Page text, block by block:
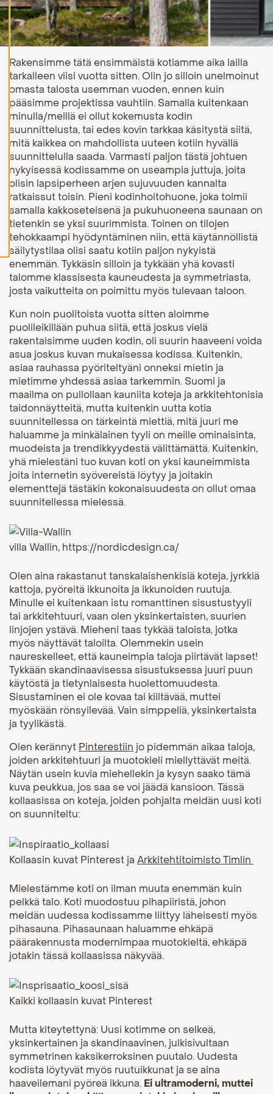
H
y
v
ä
k
s
y
k
a
i
k
k
i
e
v
ä
s
t
e
e
t
Rakensimme tätä ensimmäistä kotiamme aika lailla
tarkalleen viisi vuotta sitten. Olin jo silloin unelmoinut
omasta talosta usemman vuoden, ennen kuin
pääsimme projektissa vauhtiin. Samalla kuitenkaan
minulla/meillä ei ollut kokemusta kodin
suunnittelusta, tai edes kovin tarkkaa käsitystä siitä,
mitä kaikkea on mahdollista uuteen kotiin hyvällä
suunnittelulla saada. Varmasti paljon tästä johtuen
nykyisessä kodissamme on useampia juttuja, joita
olisin lapsiperheen arjen sujuvuuden kannalta
ratkaissut toisin. Pieni kodinhoitohuone, joka toimii
samalla kakkoseteisenä ja pukuhuoneena saunaan on
tietenkin se yksi suurimmista. Toinen on tilojen
tehokkaampi hyödyntäminen niin, että käytännöllistä
säilytystilaa olisi saatu kotiin paljon nykyistä
enemmän. Tykkäsin silloin ja tykkään yhä kovasti
talomme klassisesta kauneudesta ja symmetriasta,
josta vaikutteita on poimittu myös tulevaan taloon.
Kun noin puolitoista vuotta sitten aloimme
puolileikillään puhua siitä, että joskus vielä
rakentaisimme uuden kodin, oli suurin haaveeni voida
asua joskus kuvan mukaisessa kodissa. Kuitenkin,
asiaa rauhassa pyöriteltyäni onneksi mietin ja
mietimme yhdessä asiaa tarkemmin. Suomi ja
maailma on pullollaan kauniita koteja ja arkkitehtonisia
taidonnäytteitä, mutta kuitenkin uutta kotia
suunnitellessa on tärkeintä miettiä, mitä juuri me
haluamme ja minkälainen tyyli on meille ominaisinta,
muodeista ja trendikkyydestä välittämättä. Kuitenkin,
yhä mielestäni tuo kuvan koti on yksi kauneimmista
joita internetin syövereistä löytyy ja joitakin
elementtejä tästäkin kokonaisuudesta on ollut omaa
suunnitellessa mielessä.
villa Wallin, https://nordicdesign.ca/
Olen aina rakastanut tanskalaishenkisiä koteja, jyrkkiä
kattoja, pyöreitä ikkunoita ja ikkunoiden ruutuja.
Minulle ei kuitenkaan istu romanttinen sisustustyyli
tai arkkitehtuuri, vaan olen yksinkertaisten, suurien
linjojen ystävä. Mieheni taas tykkää taloista, jotka
myös näyttävät taloilta. Olemmekin usein
naureskelleet, että kauneimpia taloja piirtävät lapset!
Tykkään skandinaavisessa sisustuksessa juuri puun
käytöstä ja tietynlaisesta huolettomuudesta.
Sisustaminen ei ole kovaa tai kiiltävää, muttei
myöskään rönsyilevää. Vain simppeliä, yksinkertaista
ja tyylikästä.
Olen kerännyt Pinterestiin jo pidemmän aikaa taloja,
joiden arkkitehtuuri ja muotokieli miellyttävät meitä.
Näytän usein kuvia miehellekin ja kysyn saako tämä
kuva peukkua, jos saa se voi jäädä kansioon. Tässä
kollaasissa on koteja, joiden pohjalta meidän uusi koti
on suunniteltu:
Kollaasin kuvat Pinterest ja Arkkitehtitoimisto Timlin
Mielestämme koti on ilman muuta enemmän kuin
pelkkä talo. Koti muodostuu pihapiiristä, johon
meidän uudessa kodissamme liittyy läheisesti myös
pihasauna. Pihasaunaan haluamme ehkäpä
päärakennusta modernimpaa muotokieltä, ehkäpä
jotakin tässä kollaasissa näkyvää.
Kaikki kollaasin kuvat Pinterest
Mutta kiteytettynä: Uusi kotimme on selkeä,
yksinkertainen ja skandinaavinen, julkisivultaan
symmetrinen kaksikerroksinen puutalo. Uudesta
kodista löytyvät myös ruutuikkunat ja se aina
haaveilemani pyöreä ikkuna. Ei ultramoderni, muttei